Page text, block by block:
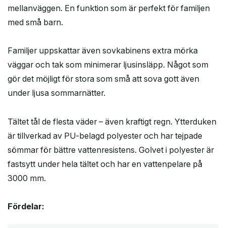
mellanväggen. En funktion som är perfekt för familjen
med små barn.
Familjer uppskattar även sovkabinens extra mörka
väggar och tak som minimerar ljusinsläpp. Något som
gör det möjligt för stora som små att sova gott även
under ljusa sommarnätter.
Tältet tål de flesta väder – även kraftigt regn. Ytterduken
är tillverkad av PU-belagd polyester och har tejpade
sömmar för bättre vattenresistens. Golvet i polyester är
fastsytt under hela tältet och har en vattenpelare på
3000 mm.
Fördelar: